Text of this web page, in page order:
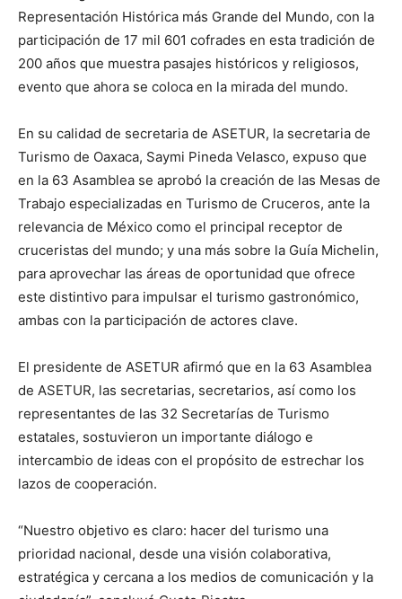
Representación Histórica más Grande del Mundo, con la
participación de 17 mil 601 cofrades en esta tradición de
200 años que muestra pasajes históricos y religiosos,
evento que ahora se coloca en la mirada del mundo.
En su calidad de secretaria de ASETUR, la secretaria de
Turismo de Oaxaca, Saymi Pineda Velasco, expuso que
en la 63 Asamblea se aprobó la creación de las Mesas de
Trabajo especializadas en Turismo de Cruceros, ante la
relevancia de México como el principal receptor de
cruceristas del mundo; y una más sobre la Guía Michelin,
para aprovechar las áreas de oportunidad que ofrece
este distintivo para impulsar el turismo gastronómico,
ambas con la participación de actores clave.
El presidente de ASETUR afirmó que en la 63 Asamblea
de ASETUR, las secretarias, secretarios, así como los
representantes de las 32 Secretarías de Turismo
estatales, sostuvieron un importante diálogo e
intercambio de ideas con el propósito de estrechar los
lazos de cooperación.
“Nuestro objetivo es claro: hacer del turismo una
prioridad nacional, desde una visión colaborativa,
estratégica y cercana a los medios de comunicación y la